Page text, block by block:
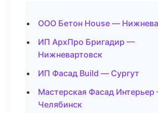
ООО Бетон House —
ИП АрхПро Бригадир —
Нижневартовск
ИП Фасад Build — Сургут
Мастерская Фасад
Челябинск